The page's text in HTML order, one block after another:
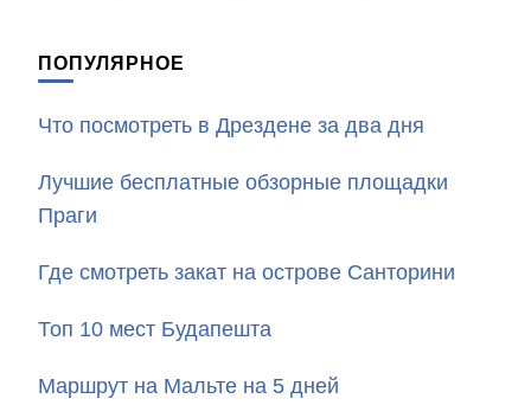
ПОПУЛЯРНОЕ
Что посмотреть в Дрездене за два дня
Лучшие бесплатные обзорные площадки
Праги
Где смотреть закат на острове Санторини
Топ 10 мест Будапешта
Маршрут на Мальте на 5 дней